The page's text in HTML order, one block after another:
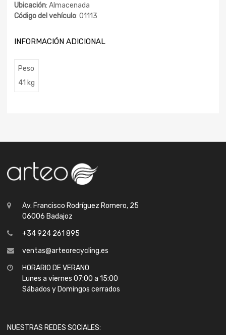
Ubicación: Almacenada
Código del vehículo: 01113
INFORMACIÓN ADICIONAL
Peso
41 kg
Av. Francisco Rodríguez Romero, 25
06006 Badajoz
+34 924 261 895
ventas@arteorecycling.es
HORARIO DE VERANO
Lunes a viernes 07:00 a 15:00
Sábados y Domingos cerrados
NUESTRAS REDES SOCIALES: